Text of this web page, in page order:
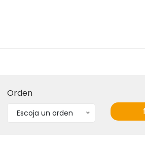
Orden
Escoja un orden